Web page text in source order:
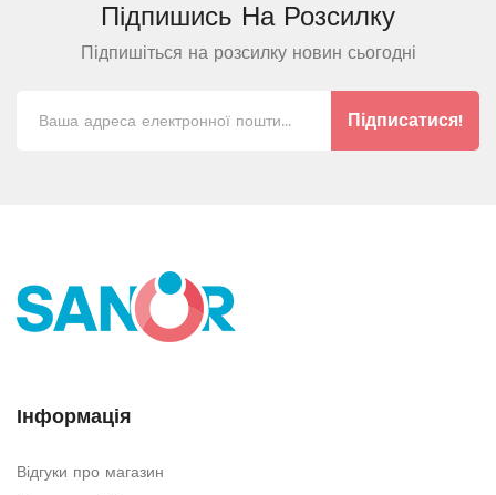
Підпишись На Розсилку
Підпишіться на розсилку новин сьогодні
Підписатися!
Інформація
Відгуки про магазин